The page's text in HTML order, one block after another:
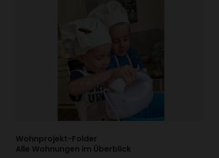
Wohn­pro­jekt-Folder
Alle Wohnungen im Überblick